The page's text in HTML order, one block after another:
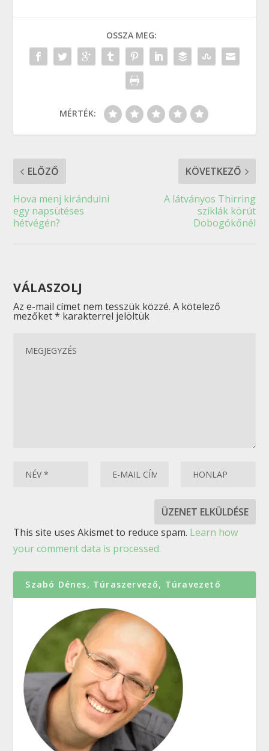
OSSZA MEG:
MÉRTÉK:
ELŐZŐ
Hova menj kirándulni
egy napsütéses
hétvégén?
KÖVETKEZŐ
A látványos Thirring
sziklák körút
Dobogókőnél
VÁLASZOLJ
Az e-mail címet nem tesszük közzé. A kötelező
mezőket* karakterrel jelöltük
This site uses Akismet to reduce spam. Learn how
your comment data is processed.
Szabó Dénes, Túraszervező, Túravezető